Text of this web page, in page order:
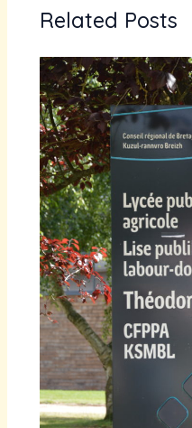
Related Posts